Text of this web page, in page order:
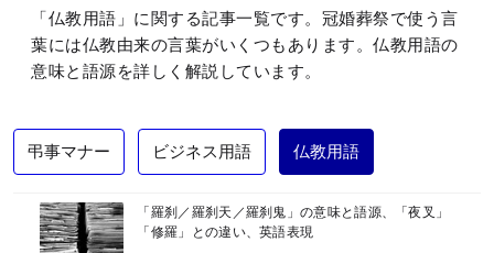
英語
教養
テクノロジー
「仏教用語」に関する記事一覧です。冠婚葬祭で使う言
葉には仏教由来の言葉がいくつもあります。仏教用語の
意味と語源を詳しく解説しています。
弔事マナー ビジネス用語 仏教用語
「羅刹／羅刹天／羅刹鬼」の意味と語源、「夜叉」
「修羅」との違い、英語表現